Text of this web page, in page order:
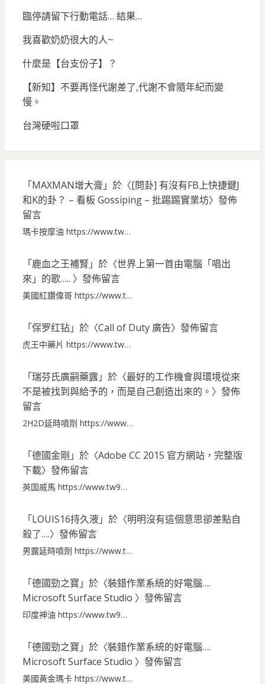
臨停請留下行動電話… 結果…
我喜歡奶奶很大的人~
什麼是【台支份子】？
【新知】不要再怪代謝差了,代謝不會隨年紀而變
慢。
台灣硬啦口罩
「MAXMAN增大膏 」於〈[問卦] 有沒有FB上快捷鍵J
和K的卦？ – 看板 Gossiping – 批踢踢實業坊〉發佈
留言
瑪卡按摩油 https://www.tw…
「鹿血之王補腎 」於〈世界上第一首由電腦「唱出
來」的歌….. 〉發佈留言
美國紅鑽偉哥 https://www.t…
「保罗红钻」於〈Call of Duty 廣告〉發佈留言
虎王中藥片 https://www.tw…
「瑞芬氏廣嗣藥露」於〈最好的工作機會與環境從來
不是被找到與給予的，而是自己創造出來的。 〉發佈
留言
2H2D延時噴劑 https://www…
「德國金剛 」於〈Adobe CC 2015 官方網站，完整版
下載〉發佈留言
英国威馬 https://www.tw9…
「LOUIS16持久液」於〈明明沒有這個意思卻差點自
殺了….〉發佈留言
男露延時噴劑 https://www.t…
「德國勁之寶 」於〈裝錯作業系統的好電腦….
Microsoft Surface Studio 〉發佈留言
印度神油 https://www.tw9…
「德國勁之寶 」於〈裝錯作業系統的好電腦….
Microsoft Surface Studio 〉發佈留言
美國黃金瑪卡 https://www.t…